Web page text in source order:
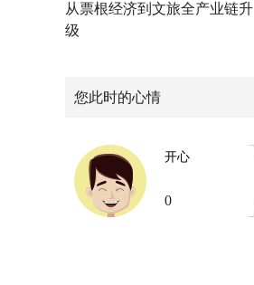
从票根经济到文旅全产业链升
级
您此时的心情
开心
0